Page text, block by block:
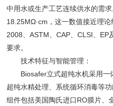
中用水或生产工艺连续供水的需
18.25MΩ·cm，这一数值接近理
2008、ASTM、CAP、CLSI、EP
要求。
技术特征与智能管理：
Biosafer立式超纯水机采用一
超纯水精处理、系统循环消毒等
组件包括美国陶氏进口RO膜片、